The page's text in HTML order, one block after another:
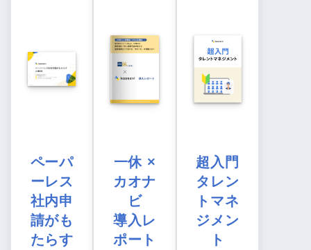
ペーパ
ーレス
社内申
請がも
たらす
一休 ×
カオナ
ビ
導入レ
ポート
超入門
タレン
トマネ
ジメン
ト